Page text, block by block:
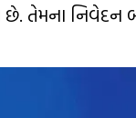
તેમના નિવેદન